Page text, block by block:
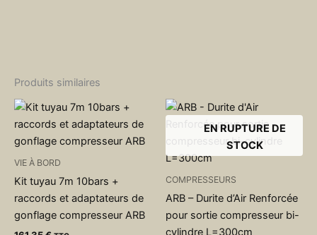
Produits similaires
VIE À BORD
Kit tuyau 7m 10bars +
raccords et adaptateurs de
gonflage compresseur ARB
EN RUPTURE DE
STOCK
COMPRESSEURS
ARB – Durite d’Air Renforcée
pour sortie compresseur bi-
cylindre L=300cm